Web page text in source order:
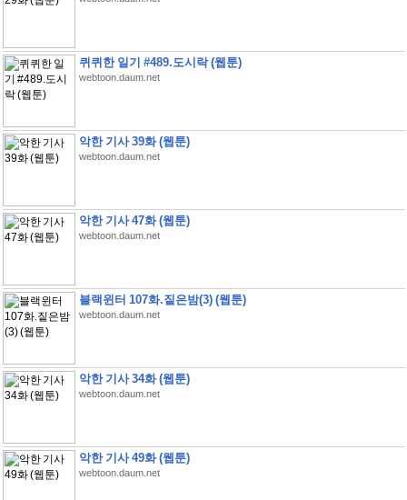
퀴퀴한 일기 #489.도시락 (웹툰)
webtoon.daum.net
악한 기사 39화 (웹툰)
webtoon.daum.net
악한 기사 47화 (웹툰)
webtoon.daum.net
블랙윈터 107화.짙은밤(3) (웹툰)
webtoon.daum.net
악한 기사 34화 (웹툰)
webtoon.daum.net
악한 기사 49화 (웹툰)
webtoon.daum.net